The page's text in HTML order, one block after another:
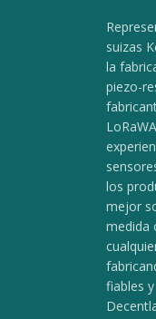
suizas
la
piezo-
los
mejor
medida
fiables